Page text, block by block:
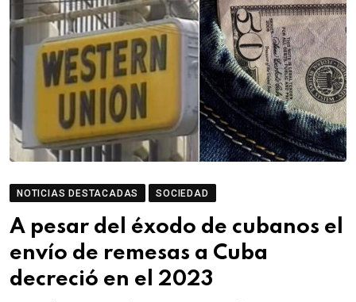
NOTICIAS DESTACADAS SOCIEDAD
A pesar del éxodo de cubanos el
envío de remesas a Cuba
decreció en el 2023